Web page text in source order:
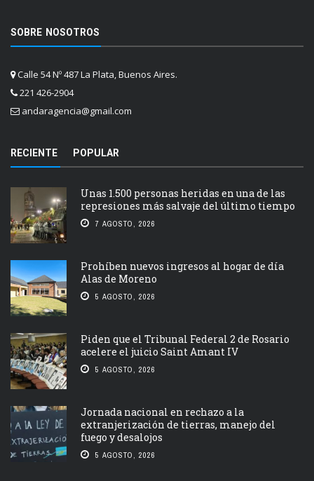
SOBRE NOSOTROS
Calle 54 Nº 487 La Plata, Buenos Aires.
221 426-2904
andaragencia@gmail.com
RECIENTE POPULAR
Unas 1.500 personas heridas en una de las
represiones más salvaje del último tiempo
7 AGOSTO, 2026
Prohíben nuevos ingresos al hogar de día
Alas de Moreno
5 AGOSTO, 2026
Piden que el Tribunal Federal 2 de Rosario
acelere el juicio Saint Amant IV
5 AGOSTO, 2026
Jornada nacional en rechazo a la
extranjerización de tierras, manejo del
fuego y desalojos
5 AGOSTO, 2026